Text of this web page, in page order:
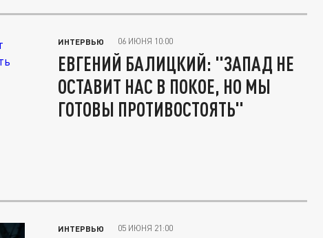
ИНТЕРВЬЮ 06 ИЮНЯ 10:00
ЕВГЕНИЙ БАЛИЦКИЙ: "ЗАПАД НЕ
ОСТАВИТ НАС В ПОКОЕ, НО МЫ
ГОТОВЫ ПРОТИВОСТОЯТЬ"
ИНТЕРВЬЮ 05 ИЮНЯ 21:00